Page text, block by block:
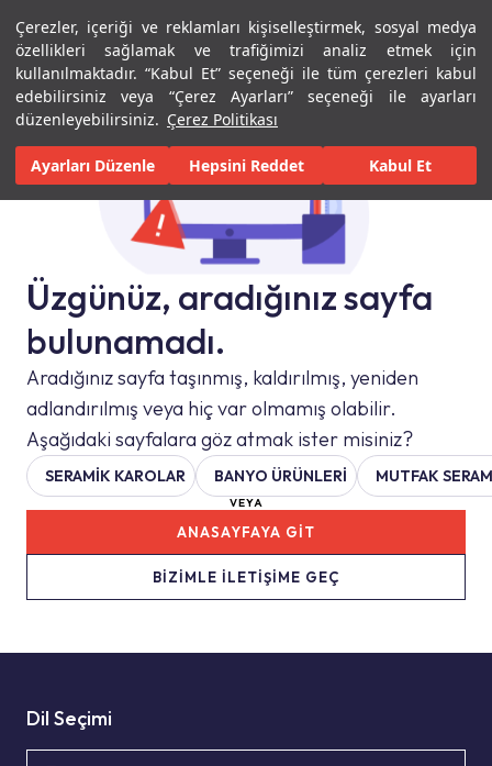
Çerezler, içeriği ve reklamları kişiselleştirmek, sosyal medya
özellikleri sağlamak ve trafiğimizi analiz etmek için
kullanılmaktadır. “Kabul Et” seçeneği ile tüm çerezleri kabul
edebilirsiniz veya “Çerez Ayarları” seçeneği ile ayarları
düzenleyebilirsiniz. Çerez Politikası
Ayarları Düzenle Hepsini Reddet Kabul Et
Menü Menü
Üzgünüz, aradığınız sayfa
bulunamadı.
Aradığınız sayfa taşınmış, kaldırılmış, yeniden
adlandırılmış veya hiç var olmamış olabilir.
Aşağıdaki sayfalara göz atmak ister misiniz?
SERAMIK KAROLAR BANYO ÜRÜNLERİ MUTFAK
VEYA
BİZİMLE İLETİŞİME GEÇ
ANASAYFAYA GİT
Dil Seçimi